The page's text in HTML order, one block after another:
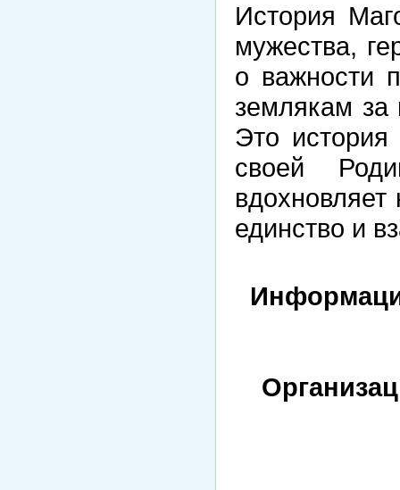
История
мужества,
о важности
землякам
Это
своей
единство и